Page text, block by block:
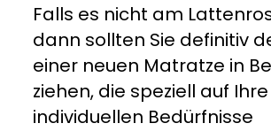
Falls es nicht am
dann sollten Sie definitiv
einer neuen Matratze in
ziehen, die speziell auf Ihre
individuellen Bedürfnisse